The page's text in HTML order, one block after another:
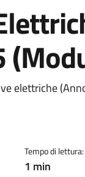
elettriche
Tempo di lettura:
1 min